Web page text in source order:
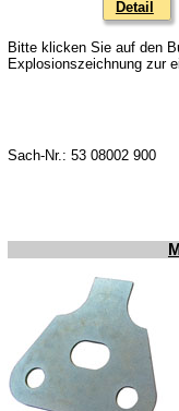
Detail
Bitte klicken Sie auf den
Explosionszeichnung zur
Sach-Nr.: 53 08002 900